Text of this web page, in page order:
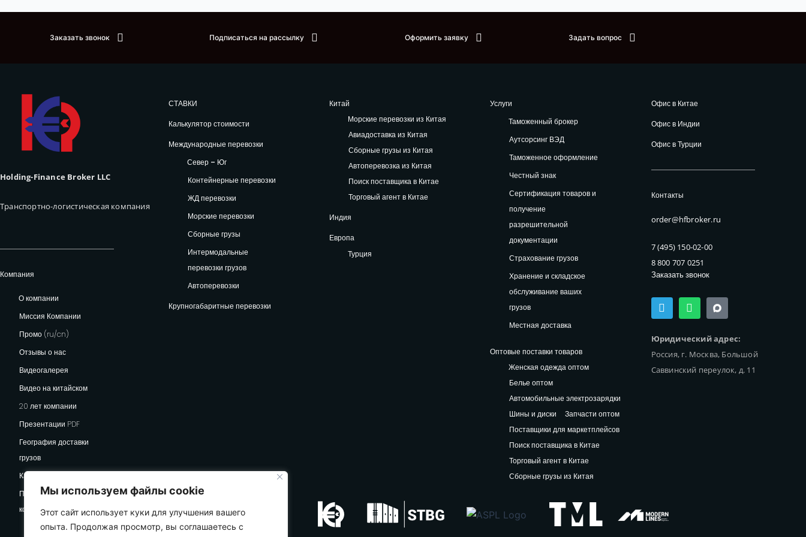
Мы используем файлы cookie
Этот сайт использует куки для улучшения вашего
опыта. Продолжая просмотр, вы соглашаетесь с
Заказать звонок Подписаться на рассылку Оформить заявку Задать вопрос
Holding-Finance Broker LLC
Транспортно-логистическая компания
Компания
О компании
Миссия Компании
Промо (ru/cn)
Отзывы о нас
Видеогалерея
Видео на китайском
20 лет компании
Презентации PDF
География доставки
грузов
Карьера
Политика
конфиденциальности
СТАВКИ
Калькулятор стоимости
Международные перевозки
Север – Юг
Контейнерные перевозки
ЖД перевозки
Морские перевозки
Сборные грузы
Интермодальные
перевозки грузов
Автоперевозки
Крупногабаритные перевозки
Китай
Морские перевозки из Китая
Авиадоставка из Китая
Сборные грузы из Китая
Автоперевозка из Китая
Поиск поставщика в Китае
Торговый агент в Китае
Индия
Европа
Турция
Услуги
Таможенный брокер
Аутсорсинг ВЭД
Таможенное оформление
Честный знак
Сертификация товаров и
получение
разрешительной
документации
Страхование грузов
Хранение и складское
обслуживание ваших
грузов
Местная доставка
Оптовые поставки товаров
Женская одежда оптом
Белье оптом
Автомобильные электрозарядки
Шины и диски
Запчасти оптом
Поставщики для маркетплейсов
Поиск поставщика в Китае
Торговый агент в Китае
Сборные грузы из Китая
Офис в Китае
Офис в Индии
Офис в Турции
Контакты
order@hfbroker.ru
7 (495) 150-02-00
8 800 707 0251
Заказать звонок
T
e
g
r
a
W
h
s
a
p
Юридический адрес:
Россия, г. Москва, Большой
Саввинский переулок, д. 11